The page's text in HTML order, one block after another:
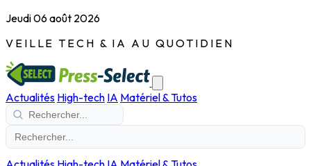
Jeudi 06 août 2026
VEILLE TECH & IA AU QUOTIDIEN
Actualités High-tech IA Matériel & Tutos